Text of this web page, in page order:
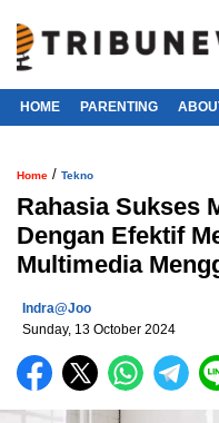
HOME PARENTING
Home / Tekno
Rahasia Sukses
Dengan Efektif
Multimedia
Indra@joo
Sunday, 13 October 2024